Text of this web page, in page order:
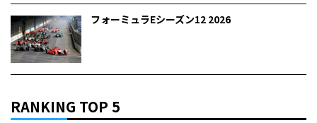
フォーミュラEシーズン12 2026
RANKING TOP 5